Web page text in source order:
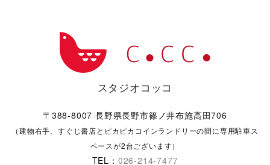
スタジオコッコ
〒388-8007 長野県長野市篠ノ井布施高田706
（建物右手、すぐじ書店とピカピカコインランドリーの間に専用駐車ス
ペースが2台ございます）
TEL： 026-214-7477